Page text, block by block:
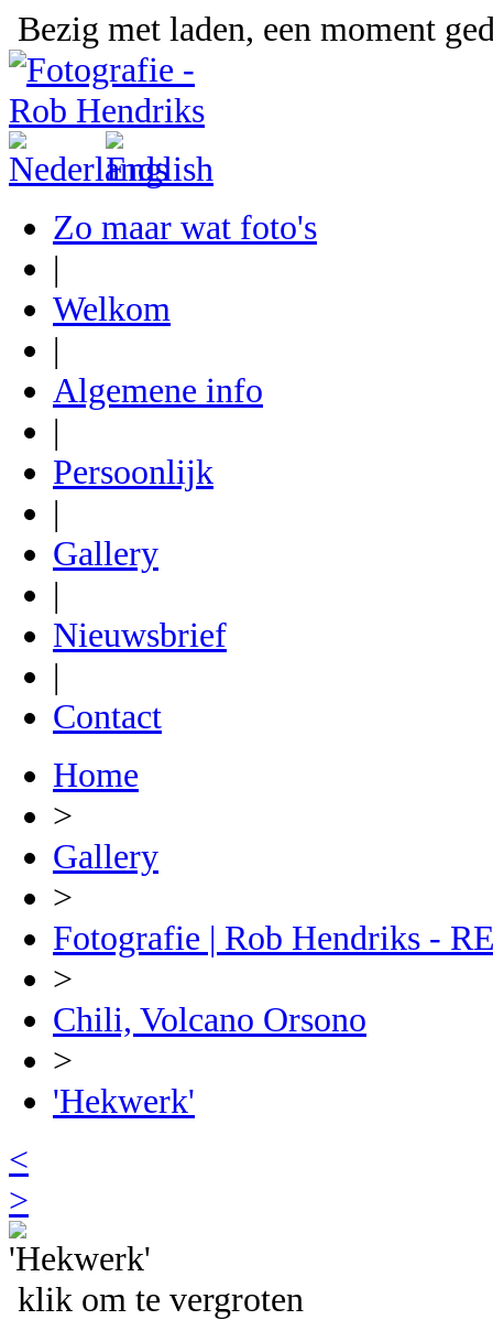
Bezig met laden, een moment
Zo maar wat foto's
|
Welkom
|
Algemene info
|
Persoonlijk
|
Gallery
|
Nieuwsbrief
|
Contact
Home
>
Gallery
>
Fotografie | Rob Hendriks -
>
Chili, Volcano Orsono
>
'Hekwerk'
<
>
klik om te vergroten